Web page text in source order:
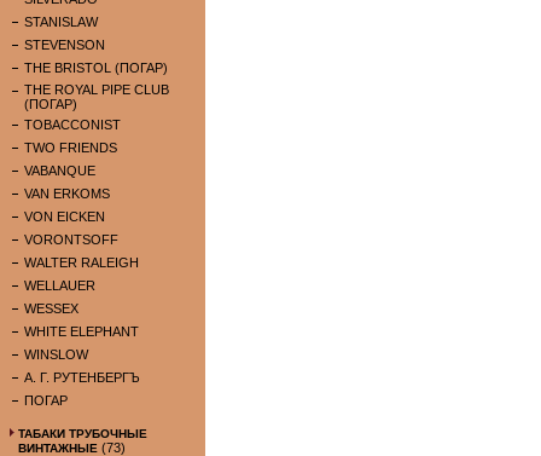
STANISLAW
STEVENSON
THE BRISTOL (ПОГАР)
THE ROYAL PIPE CLUB
(ПОГАР)
TOBACCONIST
TWO FRIENDS
VABANQUE
VAN ERKOMS
VON EICKEN
VORONTSOFF
WALTER RALEIGH
WELLAUER
WESSEX
WHITE ELEPHANT
WINSLOW
А. Г. РУТЕНБЕРГЪ
ПОГАР
ТАБАКИ ТРУБОЧНЫЕ
ВИНТАЖНЫЕ (73)